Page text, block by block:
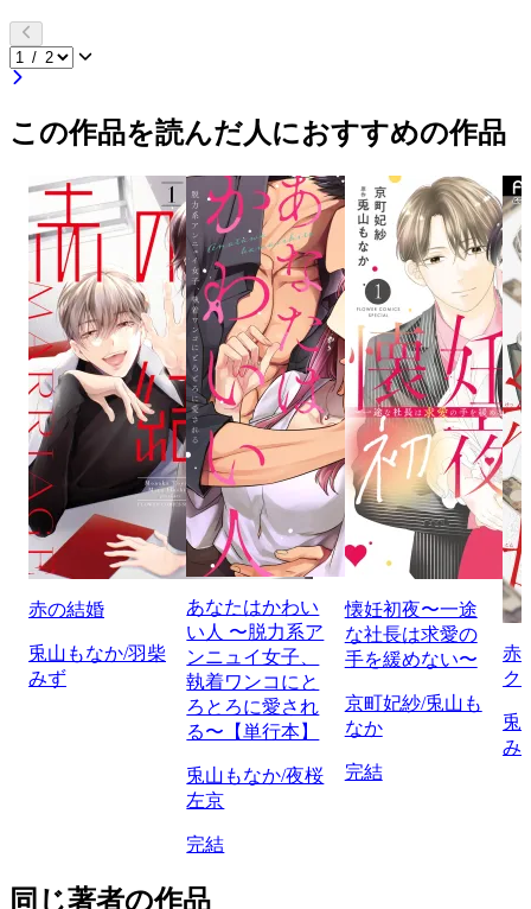
この作品を読んだ人におすすめの作品
赤の結婚
兎山もなか/羽柴
みず
あなたはかわい
い人 〜脱力系ア
ンニュイ女子、
執着ワンコにと
ろとろに愛され
る〜【単行本】
兎山もなか/夜桜
左京
完結
懐妊初夜〜一途
な社長は求愛の
手を緩めない〜
京町妃紗/兎山も
なか
完結
赤
ク
兎
み
同じ著者の作品